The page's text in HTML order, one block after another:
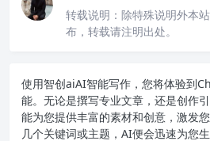
转载说明： 除特殊说明外本
布，转载请注明出处。
使用智创aiAI智能写作 ，您将体验到
能。无论是撰写专业文章，还是创作
能为您提供丰富的素材和创意，激发
几个关键词或主题，AI便会迅速为您